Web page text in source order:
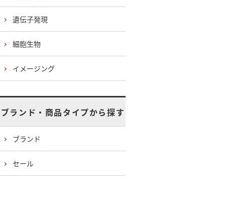
遺伝子発現
細胞生物
イメージング
ブランド・商品タイプから探す
ブランド
セール